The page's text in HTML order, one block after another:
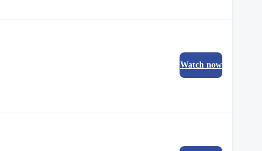
Watch now